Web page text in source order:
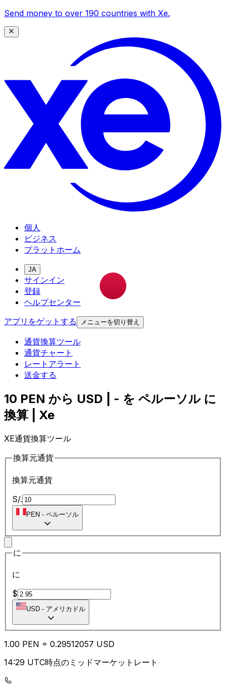
Send money to over 190 countries with Xe.
個人
ビジネス
プラットホーム
JA
サインイン
登録
ヘルプセンター
アプリをゲットする
メニューを切り替え
通貨換算ツール
通貨チャート
レートアラート
送金する
10 PEN から USD | - を ペルーソル に
換算 | Xe
XE通貨換算ツール
換算元通貨
換算元通貨
S/.
PEN - ペルーソル
に
に
$
USD - アメリカドル
1.00 PEN = 0.29512057 USD
14:29 UTC時点のミッドマーケットレート